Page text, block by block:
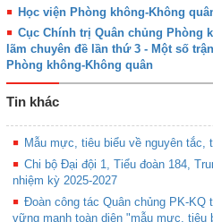
Học viện Phòng không-Không
Cục Chính trị Quân chủng Phòng
lãm chuyên đề lần thứ 3 - Một số
Phòng không-Không quân
Tin khác
Mẫu mực, tiêu biểu về nguyên tắc,
Chi bộ Đại đội 1, Tiểu đoàn 184,
nhiệm kỳ 2025-2027
Đoàn công tác Quân chủng PK-KQ
vững mạnh toàn diện "mẫu mực, tiêu